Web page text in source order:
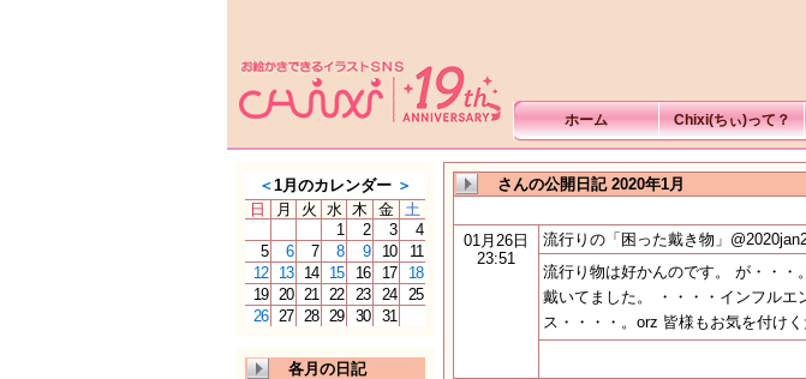
ホーム Chixi(ちぃ)って？
＜1月のカレンダー ＞
日
月 火 水 木 金 土
1
2 3
4
5
6 7 8 9 10
11
12
13 14 15 16 17
18
19 20 21 22 23 24
25
26 27 28 29 30 31
各月の日記
さんの公開日記 2020年1月
01月26日
23:51
流行りの「困った戴き物」
流行り物は好かんのです。 が・・・
戴いてました。 ・・・・インフルエ
ス・・・・。orz 皆様もお気を付けく